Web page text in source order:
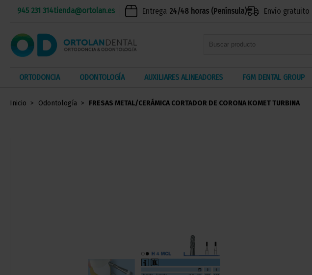
945 231 314tienda@ortolan.es Entrega 24/48 horas (Península) Envío gratuito
ORTODONCIA ODONTOLOGÍA AUXILIARES ALINEADORES FGM DENTAL GROUP
Inicio Odontología FRESAS METAL/CERÁMICA CORTADOR DE CORONA KOMET TURBINA